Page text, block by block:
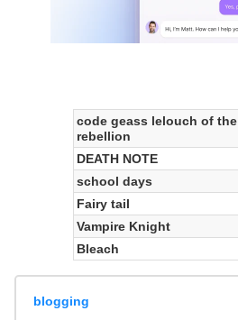
code geass lelouch of the
rebellion
DEATH NOTE
school days
Fairy tail
Vampire Knight
Bleach
blogging